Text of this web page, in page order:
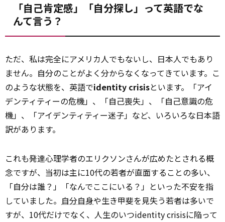
「自己肯定感」「自分探し」って英語でな
んて言う？
ただ、私は完全にアメリカ人でもないし、日本人でもあり
ません。自分のことがよく分からなくなってきています。こ
のような状態を、英語でidentity crisisといます。「アイ
デンティティーの危機」、「自己喪失」、「自己意識の危
機」、「アイデンティティー迷子」など、いろいろな日本語
訳があります。
これも発達心理学者のエリクソンさんが広めたとされる概
念ですが、当初は主に10代の若者が直面することの多い、
「自分は誰？」「なんでここにいる？」といった不安を指
していました。 自分自身や生き甲斐を見失う若者は多いで
すが、10代だけでなく、人生のいつidentity crisisに陥って